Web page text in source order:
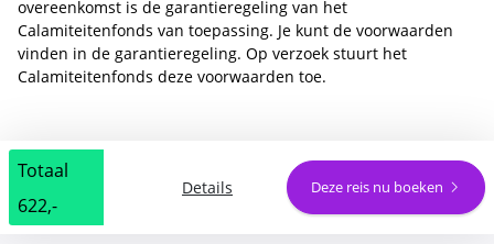
overeenkomst is de garantieregeling van het
Calamiteitenfonds van toepassing. Je kunt de voorwaarden
vinden in de garantieregeling. Op verzoek stuurt het
Calamiteitenfonds deze voorwaarden toe.
Totaal
622,-
Details Deze reis nu boeken